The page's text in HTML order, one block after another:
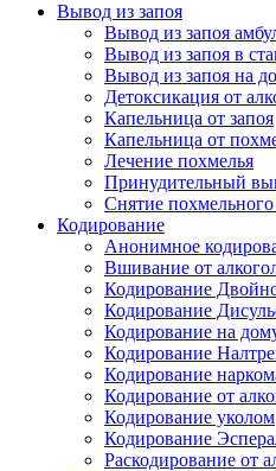
Вывод из запоя
Вывод из запоя
Вывод из запоя в
Вывод из запоя на
Детоксикация от
Капельница от запоя
Капельница от
Лечение похмелья
Принудительный
Снятие
Кодирование
Анонимное
Вшивание от
Кодирование
Кодирование
Кодирование на
Кодирование
Кодирование
Кодирование от
Кодирование уколом
Кодирование
Раскодирование от